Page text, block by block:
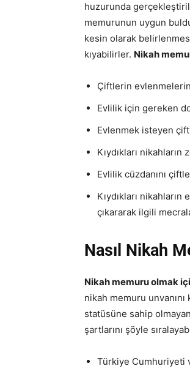
huzurunda
memurunun uygun
kesin olarak
kıyabilirler. Nikah
Çiftlerin
Evlilik için gereken
Evlenmek isteyen
Kıydıkları
Evlilik cüzdanını
Kıydıkları
çıkararak ilgili
Nasıl Nikah
Nikah memuru olmak
nikah memuru
statüsüne sahip
şartlarını şöyle
Türkiye Cumhuriyeti